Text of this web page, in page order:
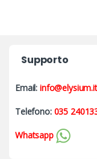
Supporto
Email:info@elysium.it
Telefono: 035
Whatsapp